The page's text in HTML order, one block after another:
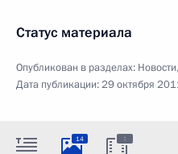
Статус материала
Опубликован в разделах: Новости,
Дата публикации:29 октября
14 :